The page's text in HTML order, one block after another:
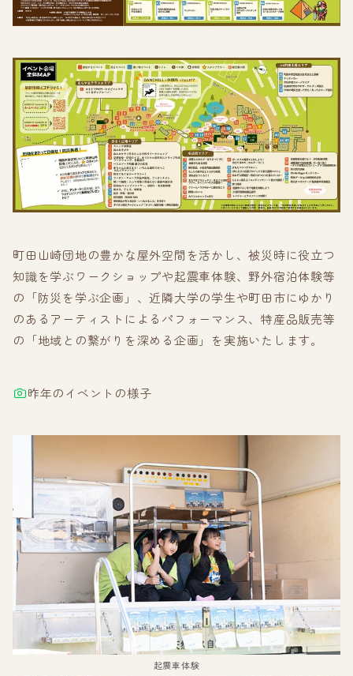
町田山崎団地の豊かな屋外空間を活かし、被災時に役立つ
知識を学ぶワークショップや起震車体験、野外宿泊体験等
の「防災を学ぶ企画」、近隣大学の学生や町田市にゆかり
のあるアーティストによるパフォーマンス、特産品販売等
の「地域との繋がりを深める企画」を実施いたします。
昨年のイベントの様子
起震車体験